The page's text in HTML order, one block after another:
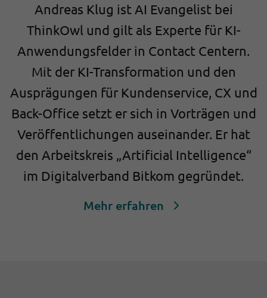
Andreas Klug ist AI Evangelist bei
ThinkOwl und gilt als Experte für KI-
Anwendungsfelder in Contact Centern.
Mit der KI-Transformation und den
Ausprägungen für Kundenservice, CX und
Back-Office setzt er sich in Vorträgen und
Veröffentlichungen auseinander. Er hat
den Arbeitskreis „Artificial Intelligence“
im Digitalverband Bitkom gegründet.
Mehr erfahren